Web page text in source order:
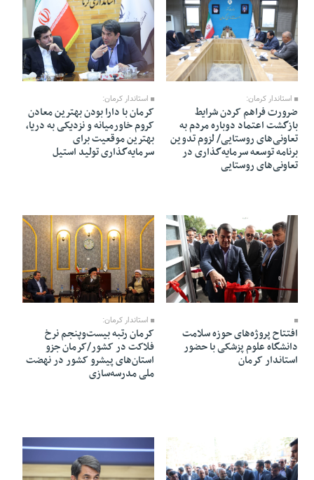
31 Ordibehesht 1405 - 21:12
استاندار کرمان:
ضرورت فراهم کردن شرایط
بازگشت اعتماد دوباره مردم به
تعاونی‌های روستایی/ لزوم تدوین
برنامه‌ توسعه سرمایه‌گذاری در
تعاونی‌های روستایی
30 Ordibehesht 1405 - 22:36
استاندار کرمان:
کرمان با دارا بودن بهترین معادن
کروم خاورمیانه و نزدیکی به دریا،
بهترین موقعیت برای
سرمایه‌گذاری تولید استیل
30 Ordibehesht 1405 - 22:13
افتتاح پروژه‌های حوزه سلامت
دانشگاه علوم پزشکی با حضور
استاندار کرمان
25 Ordibehesht 1405 - 10:48
استاندار کرمان:
کرمان رتبه بیست‌وپنجم نرخ
فلاکت در کشور/کرمان جزو
استان‌های پیشرو کشور در نهضت
ملی مدرسه‌سازی